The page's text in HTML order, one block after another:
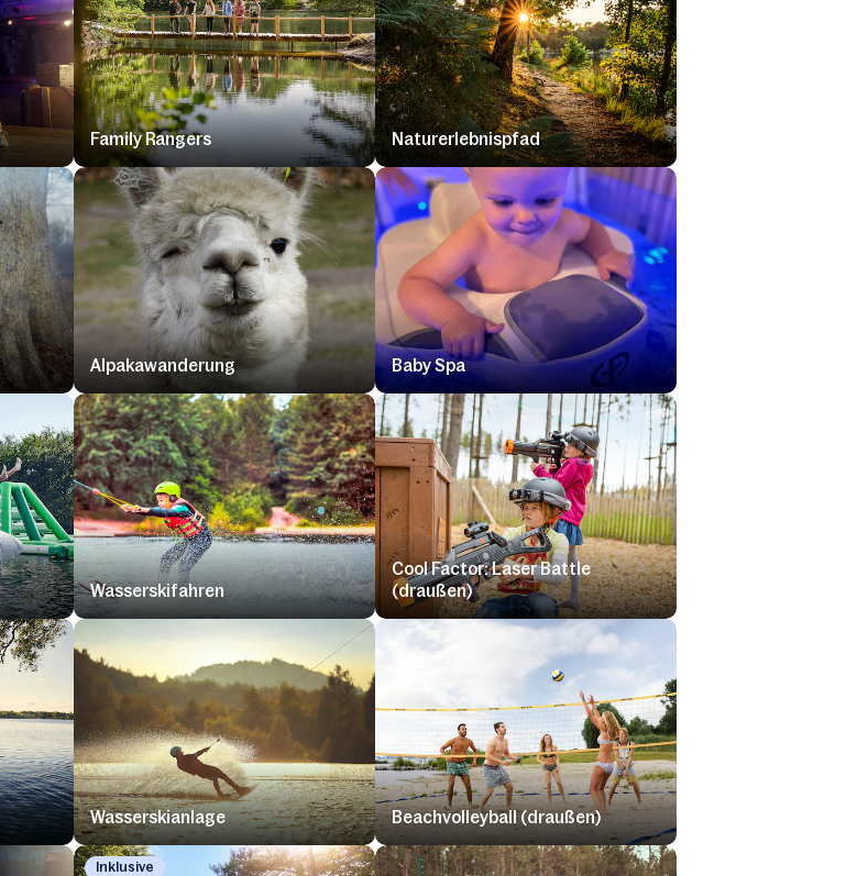
Family Rangers Naturerlebnispfad
Alpakawanderung Baby Spa
Wasserskifahren
Cool Factor: Laser Battle
(draußen)
Wasserskianlage Beachvolleyball (draußen)
Inklusive